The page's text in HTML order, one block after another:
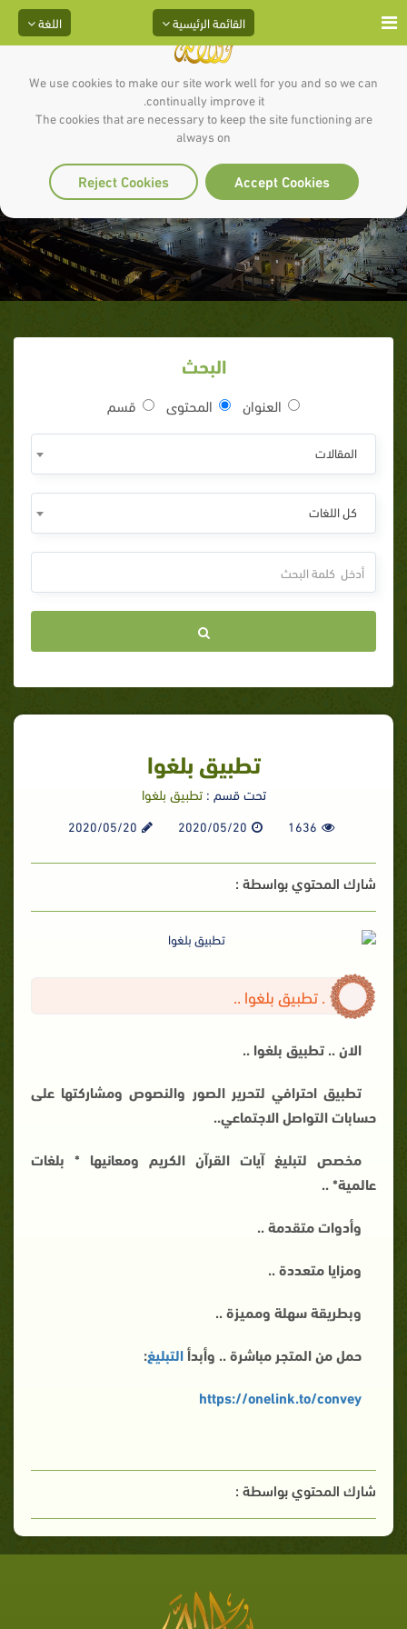
We use cookies to make our site work well for you and so we can
continually improve it.
The cookies that are necessary to keep the site functioning are
always on
Accept Cookies
Reject Cookies
اللغة القائمة الرئيسية
تطبيق بلغوا
البحث
العنوان المحتوى قسم
المقالات
كل اللغات
تطبيق بلغوا
تحت قسم :تطبيق بلغوا
1636
2020/05/20
2020/05/20
شارك المحتوي بواسطة :
. تطبيق بلغوا ..
الان .. تطبيق بلغوا ..
تطبيق احترافي لتحرير الصور والنصوص ومشاركتها على
حسابات التواصل الاجتماعي..
مخصص لتبليغ آيات القرآن الكريم ومعانيها * بلغات
عالمية* ..
وأدوات متقدمة ..
ومزايا متعددة ..
وبطريقة سهلة ومميزة ..
حمل من المتجر مباشرة .. وأبدأالتبليغ:
https://onelink.to/convey
شارك المحتوي بواسطة :